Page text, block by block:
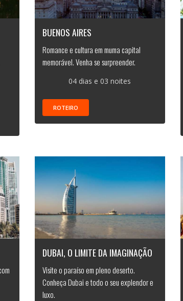
BUENOS AIRES
Romance e cultura em muma capital
memorável. Venha se surpreender.
04 dias e 03 noites
ROTEIRO
DUBAI, O LIMITE DA IMAGINAÇÃO
Visite o paraíso em pleno deserto.
Conheça Dubai e todo o seu explendor e
luxo.